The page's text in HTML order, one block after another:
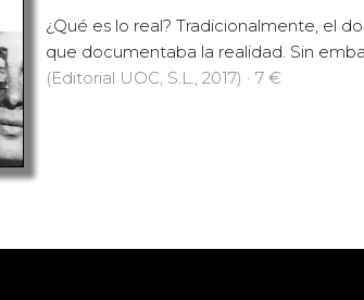
¿Qué es lo real? Tradicionalmente, el
que documentaba la realidad. Sin
(Editorial UOC, S.L., 2017) · 7 €